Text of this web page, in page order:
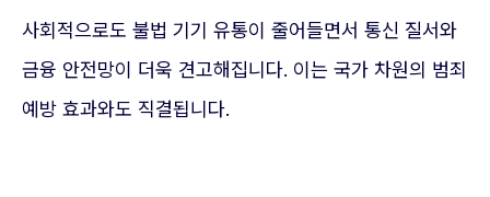
사회적으로도 불법 기기 유통이 줄어들면서 통신 질서와
금융 안전망이 더욱 견고해집니다. 이는 국가 차원의 범죄
예방 효과와도 직결됩니다.